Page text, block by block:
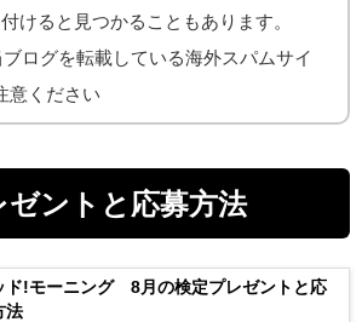
けると見つかることもあります。
ログを転載している海外スパムサイ
意ください
ゼントと応募方法
ド!モーニング 8月の検定プレゼントと応
法